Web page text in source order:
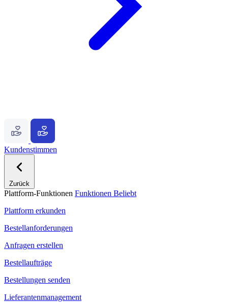
Kundenstimmen
Zurück
Plattform-Funktionen Funktionen Beliebt
Plattform erkunden
Bestellanforderungen
Anfragen erstellen
Bestellaufträge
Bestellungen senden
Lieferantenmanagement